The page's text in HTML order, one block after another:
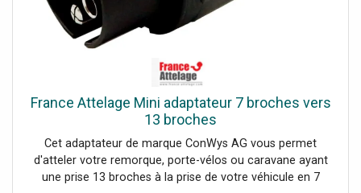
France Attelage Mini adaptateur 7 broches vers
13 broches
Cet adaptateur de marque ConWys AG vous permet
d'atteler votre remorque, porte-vélos ou caravane ayant
une prise 13 broches à la prise de votre véhicule en 7